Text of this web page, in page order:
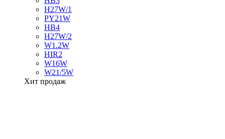
H27W/1
PY21W
HB4
H27W/2
W1.2W
HIR2
W16W
W21/5W
Хит продаж